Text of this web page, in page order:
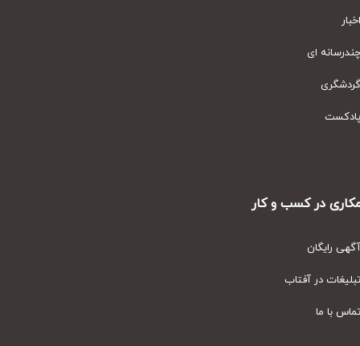
ای
در کسب و کار
رایگان
در آفتاب
با ما